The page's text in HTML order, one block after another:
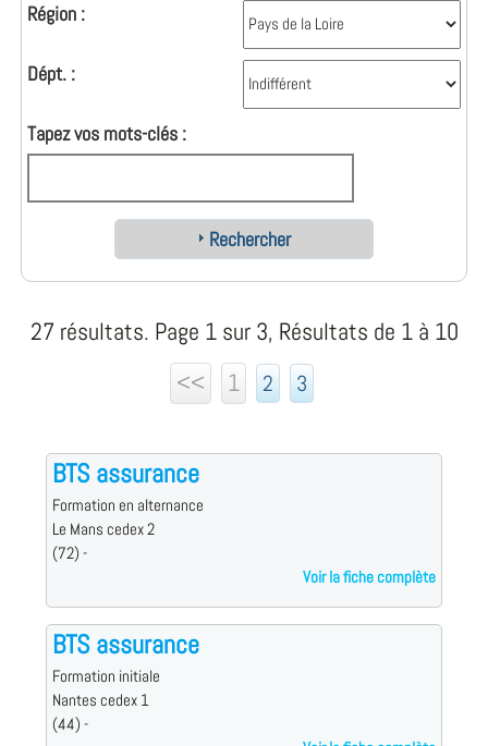
Région :
Dépt. :
Tapez vos mots-clés :
Rechercher
27 résultats. Page 1 sur 3, Résultats de 1 à 10
<<
1 2 3
BTS assurance
Formation en alternance
Le Mans cedex 2
(72) -
Voir la fiche complète
BTS assurance
Formation initiale
Nantes cedex 1
(44) -